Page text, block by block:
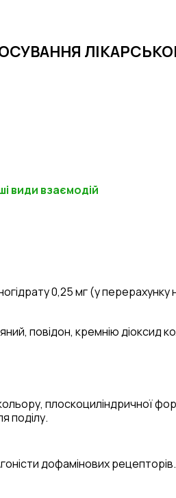
види взаємодій
0,25 мг (у
повідон, кремнію діоксид
плоскоциліндричної
поділу.
дофамінових